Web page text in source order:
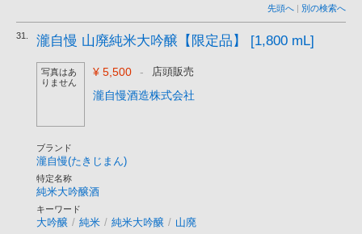
先頭へ | 別の検索へ
31. 瀧自慢 山廃純米大吟醸【限定品】 [1,800 mL]
写真はあ
りません
¥ 5,500 - 店頭販売
瀧自慢酒造株式会社
ブランド
瀧自慢(たきじまん)
特定名称
純米大吟醸酒
キーワード
大吟醸 / 純米 / 純米大吟醸 / 山廃